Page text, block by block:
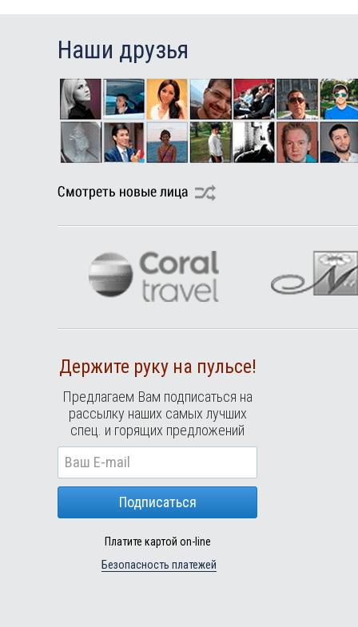
Наши друзья
Держите руку на пульсе!
Предлагаем Вам подписаться на
рассылку наших самых лучших
спец. и горящих предложений
Подписаться
Платите картой on-line
Безопасность платежей